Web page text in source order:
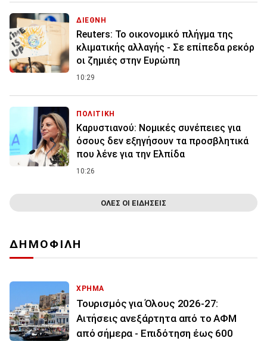
ΔΙΕΘΝΗ
Reuters: Το οικονομικό πλήγμα της
κλιματικής αλλαγής - Σε επίπεδα ρεκόρ
οι ζημιές στην Ευρώπη
10:29
ΠΟΛΙΤΙΚΗ
Καρυστιανού: Νομικές συνέπειες για
όσους δεν εξηγήσουν τα προσβλητικά
που λένε για την Ελπίδα
10:26
ΟΛΕΣ ΟΙ ΕΙΔΗΣΕΙΣ
ΔΗΜΟΦΙΛΗ
ΧΡΗΜΑ
Τουρισμός για Όλους 2026-27:
Αιτήσεις ανεξάρτητα από το ΑΦΜ
από σήμερα - Επιδότηση έως 600